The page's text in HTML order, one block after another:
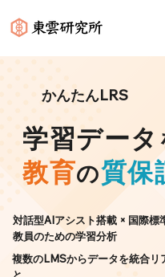
かんたんLRS
学習データ
教育の質保
対話型AIアシスト搭載 × 国際標
教員のための学習分析
複数のLMSからデータを統合リ